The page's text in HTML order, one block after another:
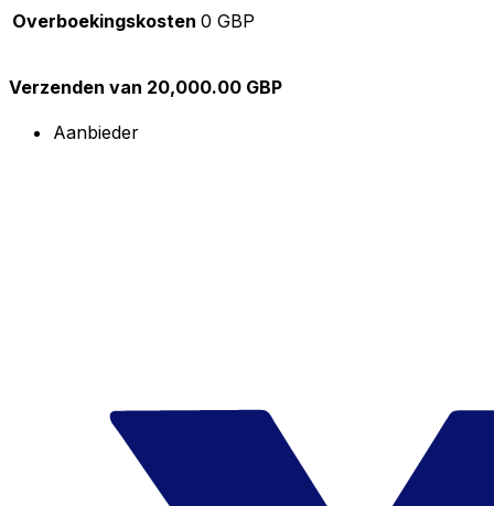
Overboekingskosten 0 GBP
Verzenden van 20,000.00 GBP
Aanbieder